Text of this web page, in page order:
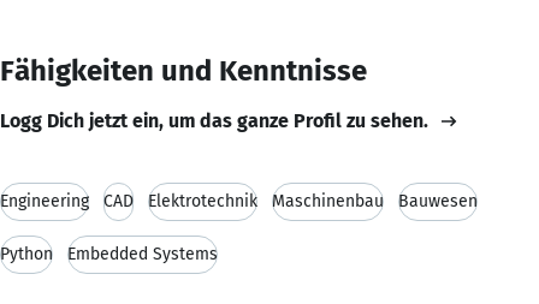
Fähigkeiten und Kenntnisse
Logg Dich jetzt ein, um das ganze Profil zu sehen.
Engineering CAD Elektrotechnik Maschinenbau Bauwesen
Python Embedded Systems